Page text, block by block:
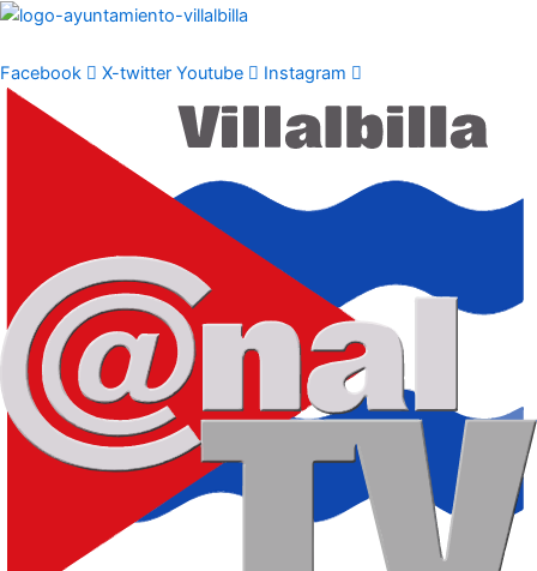
Ir
contenido
Facebook X-twitter Youtube Instagram